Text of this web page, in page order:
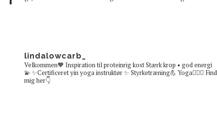
lindalowcarb_
Velkommen🧡 Inspiration til proteinrig kostStærk krop • god energi
💫 ✨Certificeret yin yoga instruktør ✨ Styrketræning💪 Yoga🧘🏼‍♀️ Find
mig her👇